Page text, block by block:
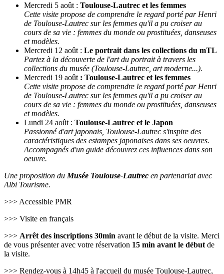
Mercredi 5 août : Toulouse-Lautrec et les femmes
Cette visite propose de comprendre le regard porté par Henri
de Toulouse-Lautrec sur les femmes qu'il a pu croiser au
cours de sa vie : femmes du monde ou prostituées, danseuses
et modèles.
Mercredi 12 août : Le portrait dans les collections du mTL
Partez à la découverte de l'art du portrait à travers les
collections du musée (Toulouse-Lautrec, art moderne...).
Mercredi 19 août : Toulouse-Lautrec et les femmes
Cette visite propose de comprendre le regard porté par Henri
de Toulouse-Lautrec sur les femmes qu'il a pu croiser au
cours de sa vie : femmes du monde ou prostituées, danseuses
et modèles.
Lundi 24 août : Toulouse-Lautrec et le Japon
Passionné d'art japonais, Toulouse-Lautrec s'inspire des
caractéristiques des estampes japonaises dans ses oeuvres.
Accompagnés d'un guide découvrez ces influences dans son
oeuvre.
Une proposition du Musée Toulouse-Lautrec en partenariat avec
Albi Tourisme.
>>> Accessible PMR
>>> Visite en français
>>> Arrêt des inscriptions 30min avant le début de la visite. Merci
de vous présenter avec votre réservation 15 min avant le début de
la visite.
>>> Rendez-vous à 14h45 à l'accueil du musée Toulouse-Lautrec,